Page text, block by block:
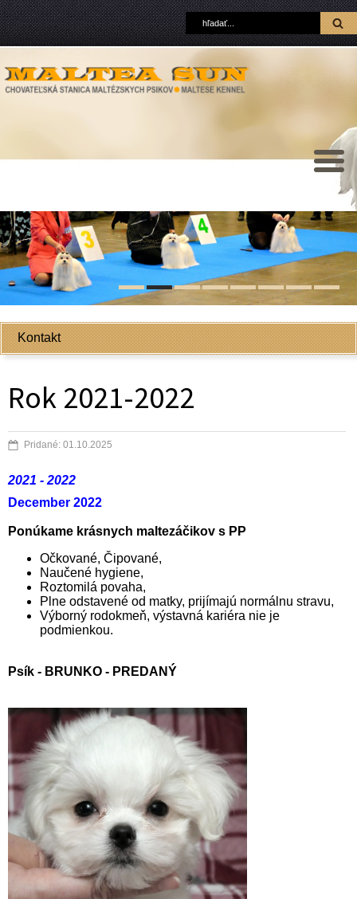
Kontakt
Rok 2021-2022
Pridané: 01.10.2025
2021 - 2022
December 2022
Ponúkame krásnych maltezáčikov s PP
Očkované, Čipované,
Naučené hygiene,
Roztomilá povaha,
Plne odstavené od matky, prijímajú normálnu stravu,
Výborný rodokmeň, výstavná kariéra nie je
podmienkou.
Psík - BRUNKO - PREDANÝ